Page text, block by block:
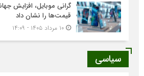
گرانی موبایل، افزایش
قیمت‌ها را نشان داد
سیاسی